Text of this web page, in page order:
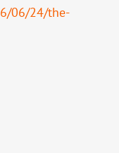
06/24/the-